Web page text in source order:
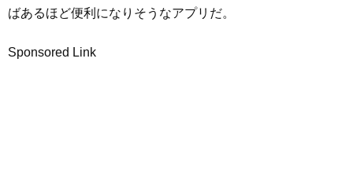
ばあるほど便利になりそうなアプリだ。
Sponsored Link